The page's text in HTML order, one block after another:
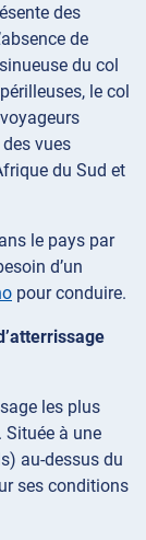
des
de
du col
le col
vues
du Sud et
le pays par
d’un
pour conduire.
les plus
à une
au-dessus du
ses conditions